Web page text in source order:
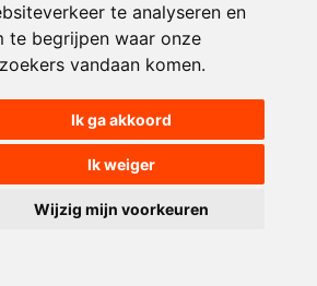
te analyseren en
te begrijpen waar onze
vandaan komen.
Ik ga akkoord
Ik weiger
Wijzig mijn voorkeuren